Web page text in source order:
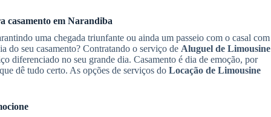
casamento em Narandiba
uma chegada triunfante ou ainda um passeio com o casal com
do seu casamento? Contratando o serviço de Aluguel de Limousine
diferenciado no seu grande dia. Casamento é dia de emoção, por
dê tudo certo. As opções de serviços do Locação de Limousine